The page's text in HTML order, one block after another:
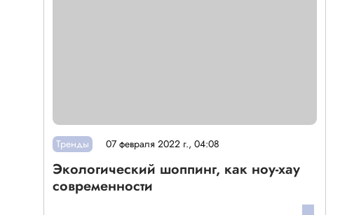
Тренды 07 февраля 2022 г., 04:08
Экологический шоппинг, как ноу-хау
современности